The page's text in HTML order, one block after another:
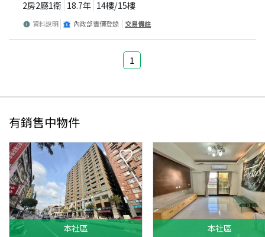
2房2廳1衛 18.7年 14樓/15樓
資料說明 內政部實價登錄 交易備註
1
有銷售中物件
本社區 本社區